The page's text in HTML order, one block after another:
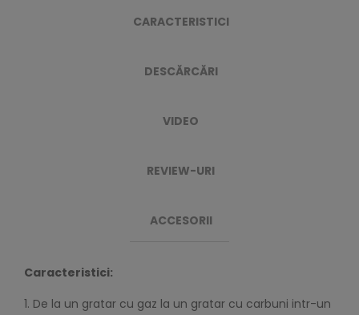
CARACTERISTICI
DESCĂRCĂRI
VIDEO
REVIEW-URI
ACCESORII
Caracteristici:
1. De la un gratar cu gaz la un gratar cu carbuni intr-un